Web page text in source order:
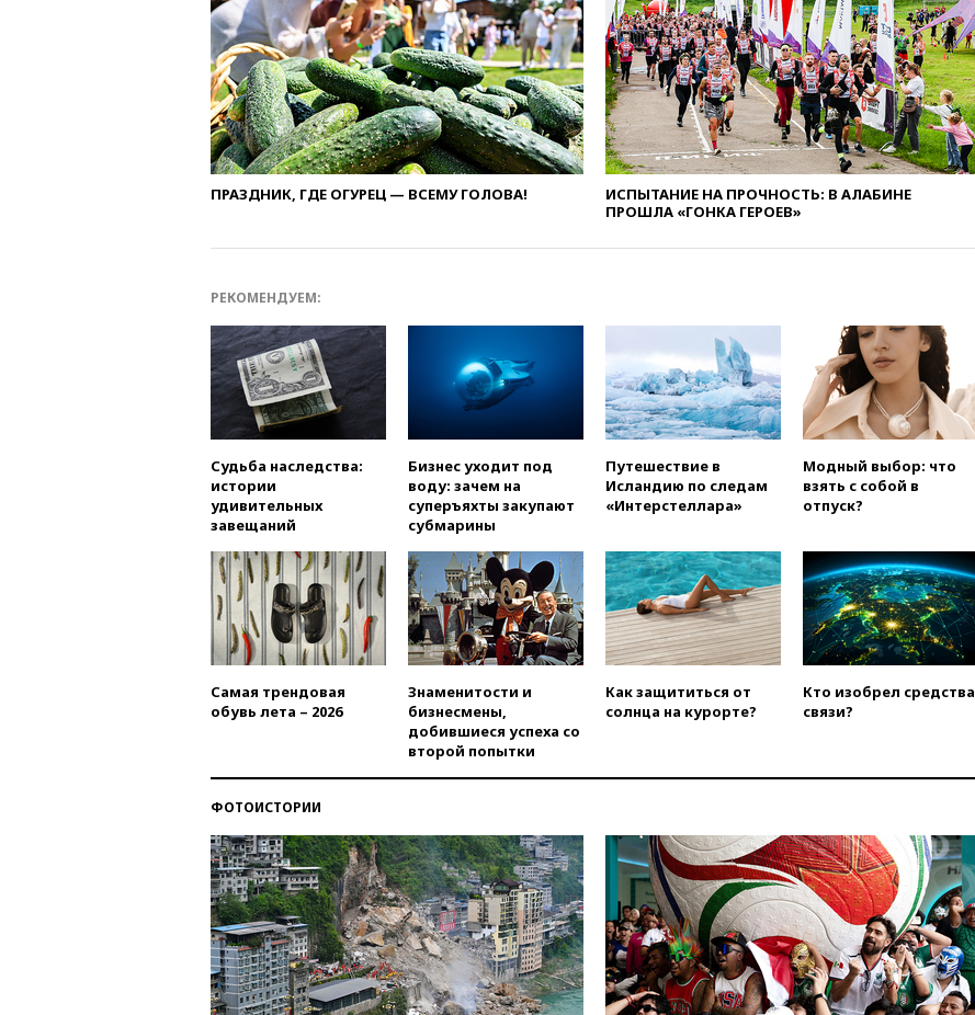
вчера, 19:29 ОАЭ обвинили
Иран в атаке на судно
нефтяной компании ADNOC в
Ормузе
вчера, 18:56«Газпром»: объем
газа в европейских подземных
хранилищах достиг
антирекорда
вчера, 18:25
Москву и Киев
суда на пост президента
вчера, 16:50Politico: «Газовая
авантюра Германии ставит под
угрозу европейскую зиму»
взорвался вблизи
газопровода в Болгарии
мирный житель
вчера, 14:54В Аргентине умер
отец футболиста Лионеля
Месси
вчера, 14:43Турция
ограничила судоходство в
Черном море
опасности БПЛА
вчера, 13:03Испания ввела
погранконтроль для
итальянских туристов
вчера, 12:27Возгорание на
Ильском НПЗ, вызванное
атакой БПЛА, потушили
ПРАЗДНИК, ГДЕ ОГУРЕЦ — ВСЕМУ ГОЛОВА!
ИСПЫТАНИЕ НА ПРОЧНОСТЬ: В АЛАБИНЕ
ПРОШЛА «ГОНКА ГЕРОЕВ»
РЕКОМЕНДУЕМ:
Судьба наследства:
истории
удивительных
завещаний
Бизнес уходит под
воду: зачем на
суперъяхты закупают
субмарины
Путешествие в
Исландию по следам
«Интерстеллара»
Модный выбор: что
взять с собой в
отпуск?
Самая трендовая
обувь лета – 2026
Знаменитости и
бизнесмены,
добившиеся успеха со
второй попытки
Как защититься от
солнца на курорте?
Кто изобрел средства
связи?
ФОТОИСТОРИИ